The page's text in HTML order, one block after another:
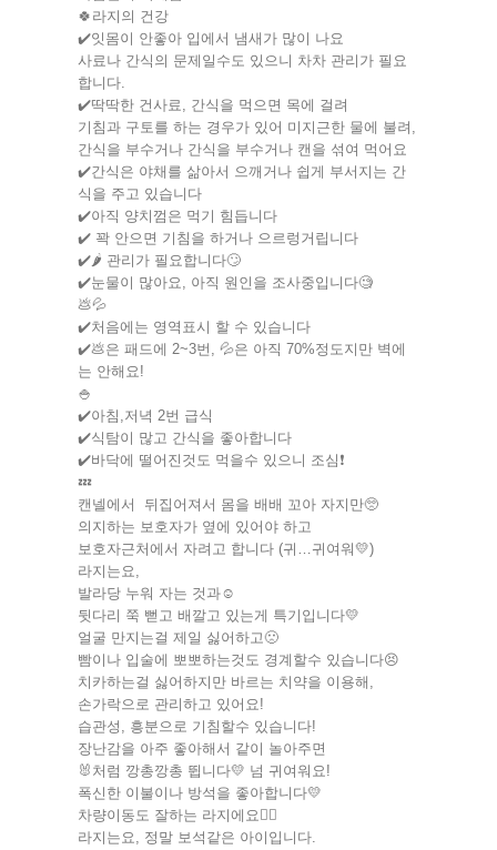
🍀라지의 건강
✔️잇몸이 안좋아 입에서 냄새가 많이 나요
사료나 간식의 문제일수도 있으니 차차 관리가 필요
합니다.
✔️딱딱한 건사료, 간식을 먹으면 목에 걸려
기침과 구토를 하는 경우가 있어 미지근한 물에 불려,
간식을 부수거나 간식을 부수거나 캔을 섞여 먹어요
✔️간식은 야채를 삶아서 으깨거나 쉽게 부서지는 간
식을 주고 있습니다
✔️아직 양치껌은 먹기 힘듭니다
✔️ 꽉 안으면 기침을 하거나 으르렁거립니다
✔️🌶 관리가 필요합니다🙄
✔️눈물이 많아요, 아직 원인을 조사중입니다🧐
💩💦
✔️처음에는 영역표시 할 수 있습니다
✔️💩은 패드에 2~3번, 💦은 아직 70%정도지만 벽에
는 안해요!
🍚
✔️아침,저녁 2번 급식
✔️식탐이 많고 간식을 좋아합니다
✔️바닥에 떨어진것도 먹을수 있으니 조심❗️
💤
캔넬에서 뒤집어져서 몸을 배배 꼬아 자지만🥺
의지하는 보호자가 옆에 있어야 하고
보호자근처에서 자려고 합니다 (귀…귀여워💛)
라지는요,
발라당 누워 자는 것과☺️
뒷다리 쭉 뻗고 배깔고 있는게 특기입니다💛
얼굴 만지는걸 제일 싫어하고🙁
빰이나 입술에 뽀뽀하는것도 경계할수 있습니다😣
치카하는걸 싫어하지만 바르는 치약을 이용해,
손가락으로 관리하고 있어요!
습관성, 흥분으로 기침할수 있습니다!
장난감을 아주 좋아해서 같이 놀아주면
🐰처럼 깡총깡총 뜁니다💛 넘 귀여워요!
폭신한 이불이나 방석을 좋아합니다💛
차량이동도 잘하는 라지에요👍🏻
라지는요, 정말 보석같은 아이입니다.